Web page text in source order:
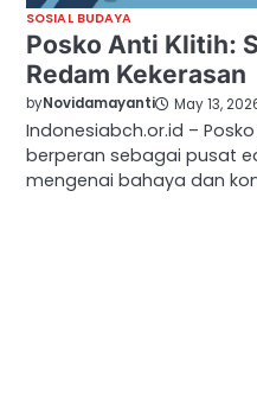
SOSIAL BUDAYA
Posko Anti Klitih:
Redam Kekerasan
byNovidamayanti May 13,
Indonesiabch.or.id –
berperan sebagai pusat
mengenai bahaya dan